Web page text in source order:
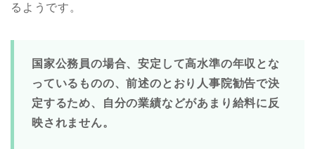
るようです。
国家公務員の場合、安定して高水準の年収とな
っているものの、前述のとおり人事院勧告で決
定するため、自分の業績などがあまり給料に反
映されません。